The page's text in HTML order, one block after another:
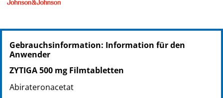
PZN: 12410111
PPN: 111241011196
NTIN: 04150124101117
Gebrauchsinformation: Information für den
Anwender
ZYTIGA 500 mg Filmtabletten
Abirateronacetat